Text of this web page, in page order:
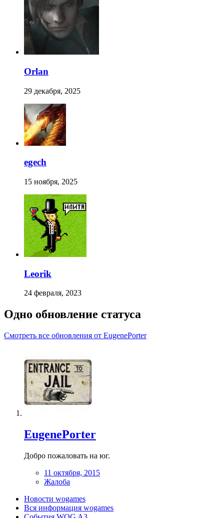
Orlan
29 декабря, 2025
egech
15 ноября, 2025
Leorik
24 февраля, 2023
Одно обновление статуса
Смотреть все обновления от EugenePorter
EugenePorter
Добро пожаловать на юг.
11 октября, 2015
Жалоба
Новости wogames
Вся информация wogames